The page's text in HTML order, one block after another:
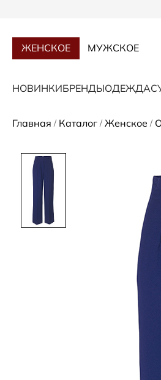
ЖЕНСКОЕ МУЖСКОЕ
НОВИНКИБРЕНДЫОДЕЖДА
Главная / Каталог / Женское /